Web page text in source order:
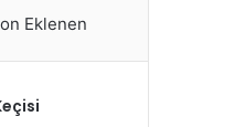
Eklenen